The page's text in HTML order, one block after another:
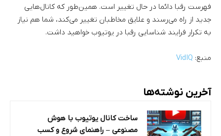
فهرست رقبا دائما در حال تغییر است. همین‌طور که کانال‌هایی
جدید از راه می‌رسند و علایق مخاطبان تغییر می‌کند، شما هم نیاز
به تکرار فرایند شناسایی رقبا در یوتیوب خواهید داشت.
منبع: VidIQ
آخرین نوشته‌ها
ساخت کانال یوتیوب با هوش
مصنوعی – راهنمای شروع و کسب